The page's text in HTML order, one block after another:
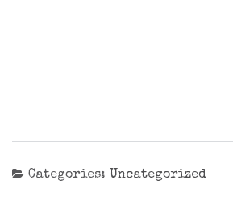
Categories: Uncategorized